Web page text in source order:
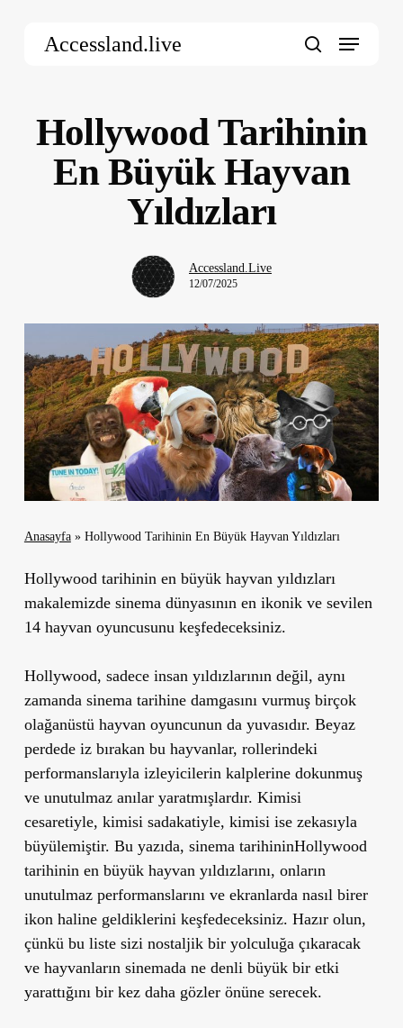
Accessland.live Menu
Hollywood Tarihinin
En Büyük Hayvan
Yıldızları
Accessland.Live
12/07/2025
Anasayfa» Hollywood Tarihinin En Büyük Hayvan Yıldızları
Hollywood tarihinin en büyük hayvan yıldızları
makalemizde sinema dünyasının en ikonik ve sevilen
14 hayvan oyuncusunu keşfedeceksiniz.
Hollywood, sadece insan yıldızlarının değil, aynı
zamanda sinema tarihine damgasını vurmuş birçok
olağanüstü hayvan oyuncunun da yuvasıdır. Beyaz
perdede iz bırakan bu hayvanlar, rollerindeki
performanslarıyla izleyicilerin kalplerine dokunmuş
ve unutulmaz anılar yaratmışlardır. Kimisi
cesaretiyle, kimisi sadakatiyle, kimisi ise zekasıyla
büyülemiştir. Bu yazıda, sinema tarihininHollywood
tarihinin en büyük hayvan yıldızlarını, onların
unutulmaz performanslarını ve ekranlarda nasıl birer
ikon haline geldiklerini keşfedeceksiniz. Hazır olun,
çünkü bu liste sizi nostaljik bir yolculuğa çıkaracak
ve hayvanların sinemada ne denli büyük bir etki
yarattığını bir kez daha gözler önüne serecek.